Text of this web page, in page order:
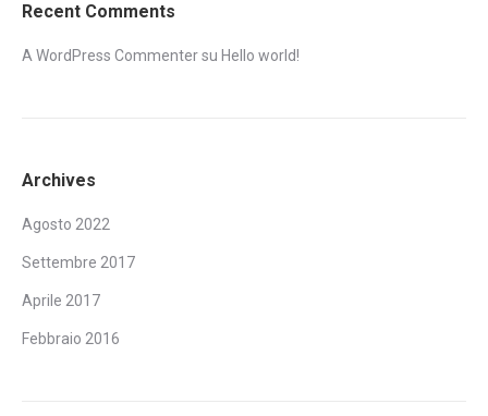
Recent Comments
A WordPress Commentersu Hello world!
Archives
Agosto 2022
Settembre 2017
Aprile 2017
Febbraio 2016